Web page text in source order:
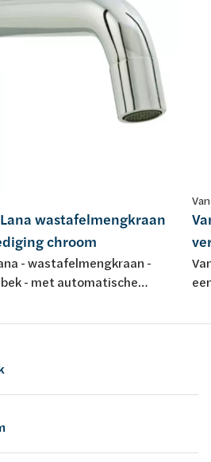
wastafelmengkraan
chroom
- wastafelmengkraan -
- met automatische